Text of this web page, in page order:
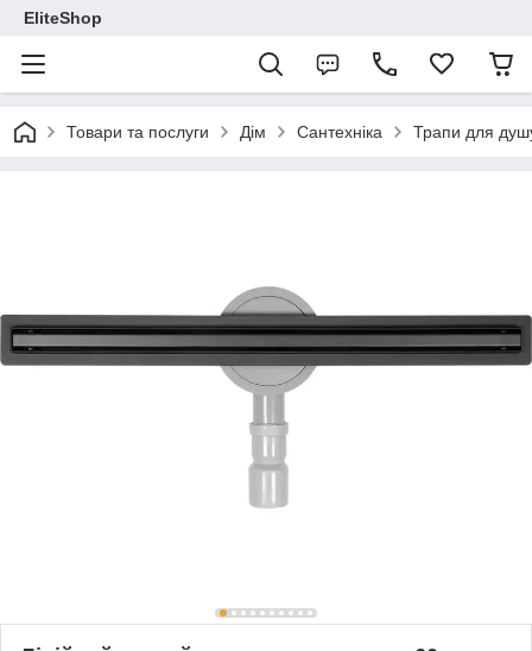
EliteShop
Товари та послуги Дім Сантехніка Трапи для